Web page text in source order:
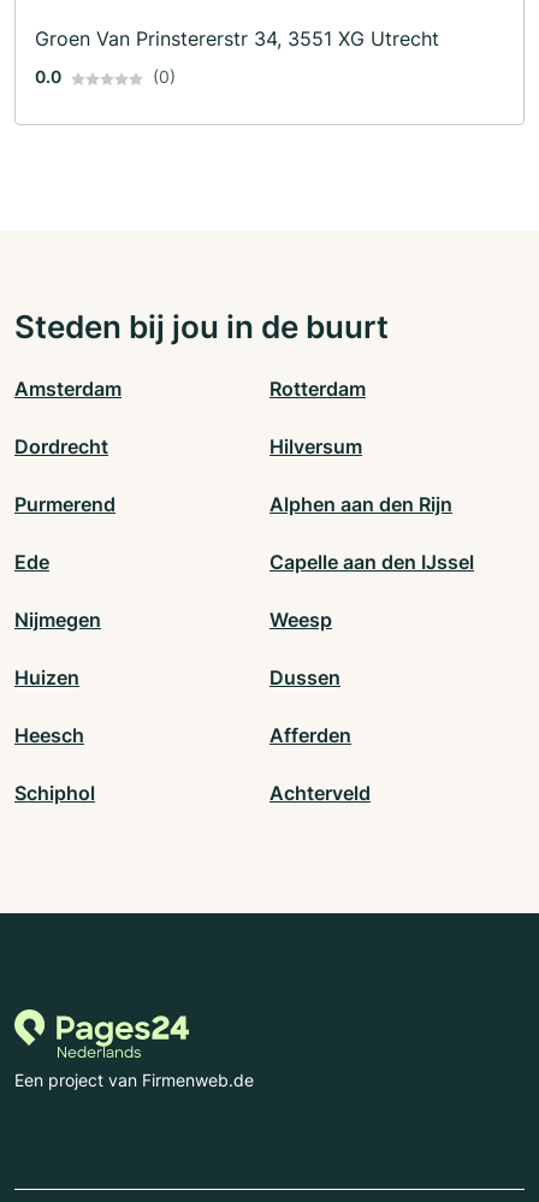
Groen Van Prinstererstr 34, 3551 XG Utrecht
0.0 (0)
Steden bij jou in de buurt
Amsterdam Rotterdam
Dordrecht Hilversum
Purmerend Alphen aan den Rijn
Ede Capelle aan den IJssel
Nijmegen Weesp
Huizen Dussen
Heesch Afferden
Schiphol Achterveld
Een project van Firmenweb.de